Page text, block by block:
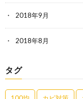
2018年9月
2018年8月
タグ